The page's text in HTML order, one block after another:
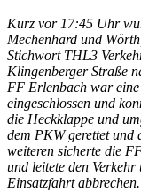
Kurz vor 17:45 Uhr
Mechenhard und
Stichwort THL3
Klingenberger Straße
FF Erlenbach war
eingeschlossen und
die Heckklappe und
dem PKW gerettet und
weiteren sicherte die
und leitete den
Einsatzfahrt abbrechen.